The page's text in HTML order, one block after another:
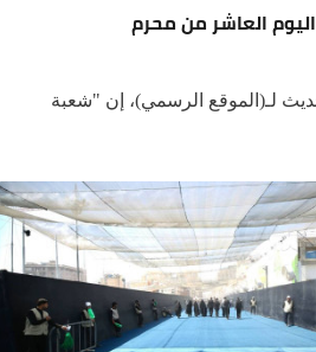
العاشر من محرم
لـ(الموقع الرسمي)، إن "شعبة